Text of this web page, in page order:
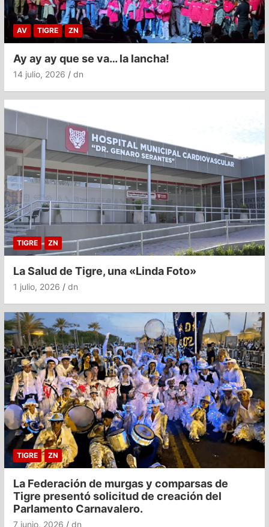
AV TIGRE ZN
Ay ay ay que se va… la lancha!
14 julio, 2026 dn
TIGRE ZN
La Salud de Tigre, una «Linda Foto»
1 julio, 2026 dn
TIGRE ZN
La Federación de murgas y comparsas de
Tigre presentó solicitud de creación del
Parlamento Carnavalero.
7 junio, 2026 dn